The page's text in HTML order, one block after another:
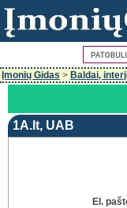
Įmonių Gidas > Baldai,
1A.lt, UAB
El.